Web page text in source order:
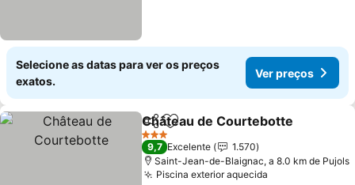
Selecione as datas para ver os preços
exatos.
Ver preços
PartilharAdicionar aos favoritos
Château de Courtebotte
3 Estrelas
9,7 Excelente
1.570
Saint-Jean-de-Blaignac, a 8.0 km de Pujols
Piscina exterior aquecida